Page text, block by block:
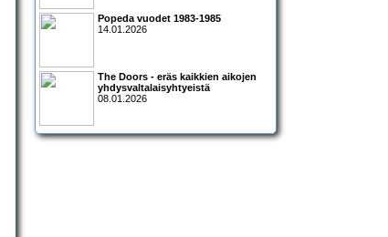
Popeda vuodet 1983-1985
14.01.2026
The Doors - eräs kaikkien aikojen
yhdysvaltalaisyhtyeistä
08.01.2026